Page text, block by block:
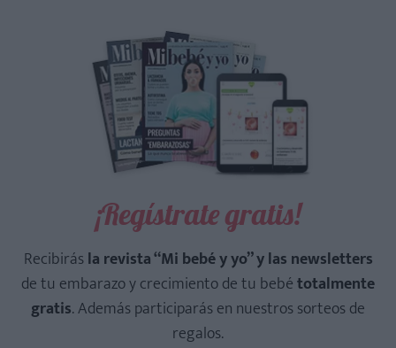
¡Regístrate gratis!
Recibirásla revista “Mi bebé y yo” y las newsletters
de tu embarazo y crecimiento de tu bebétotalmente
gratis. Además participarás en nuestros sorteos de
regalos.